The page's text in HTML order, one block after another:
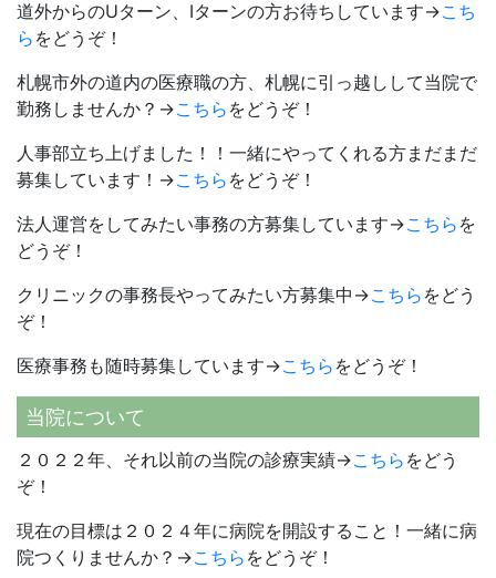
道外からのUターン、Iターンの方お待ちしています→こち
ら をどうぞ！
札幌市外の道内の医療職の方、札幌に引っ越しして当院で
勤務しませんか？→こちら をどうぞ！
人事部立ち上げました！！一緒にやってくれる方まだまだ
募集しています！→こちら をどうぞ！
法人運営をしてみたい事務の方募集しています→こちら を
どうぞ！
クリニックの事務長やってみたい方募集中→こちら をどう
ぞ！
医療事務も随時募集しています→こちら をどうぞ！
当院について
２０２２年、それ以前の当院の診療実績→こちら をどう
ぞ！
現在の目標は２０２４年に病院を開設すること！一緒に病
院つくりませんか？→こちら をどうぞ！